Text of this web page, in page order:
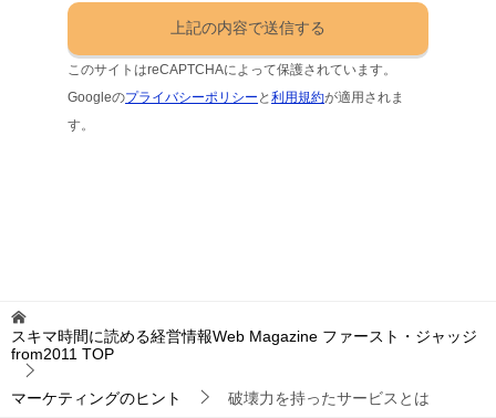
このサイトはreCAPTCHAによって保護されています。
Googleのプライバシーポリシー と利用規約が適用されま
す。
スキマ時間に読める経営情報Web Magazine ファースト・ジャッジ
from2011 TOP
マーケティングのヒント 破壊力を持ったサービスとは